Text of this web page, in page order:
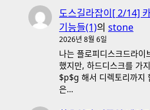
도스길라잡이[ 2/14]
기능들(1)의 stone
2026년 8월 6일
나는 플로피디스크드라
했지만, 하드디스크를 가
$p$g 해서 디렉토리까지
은…